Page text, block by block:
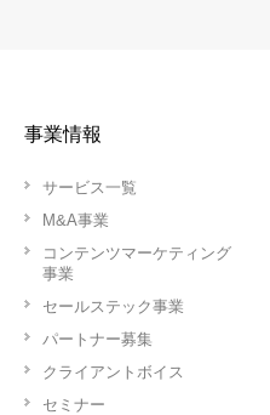
事業情報
サービス一覧
M&A事業
コンテンツマーケティング
事業
セールステック事業
パートナー募集
クライアントボイス
セミナー